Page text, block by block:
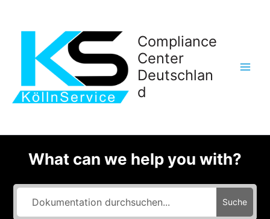
Compliance
Center
Deutschlan
d
What can we help you with?
Suche